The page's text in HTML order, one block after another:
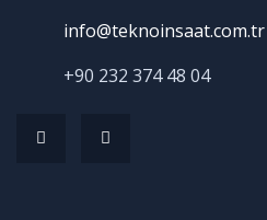
info@teknoinsaat.com.tr
+90 232 374 48 04